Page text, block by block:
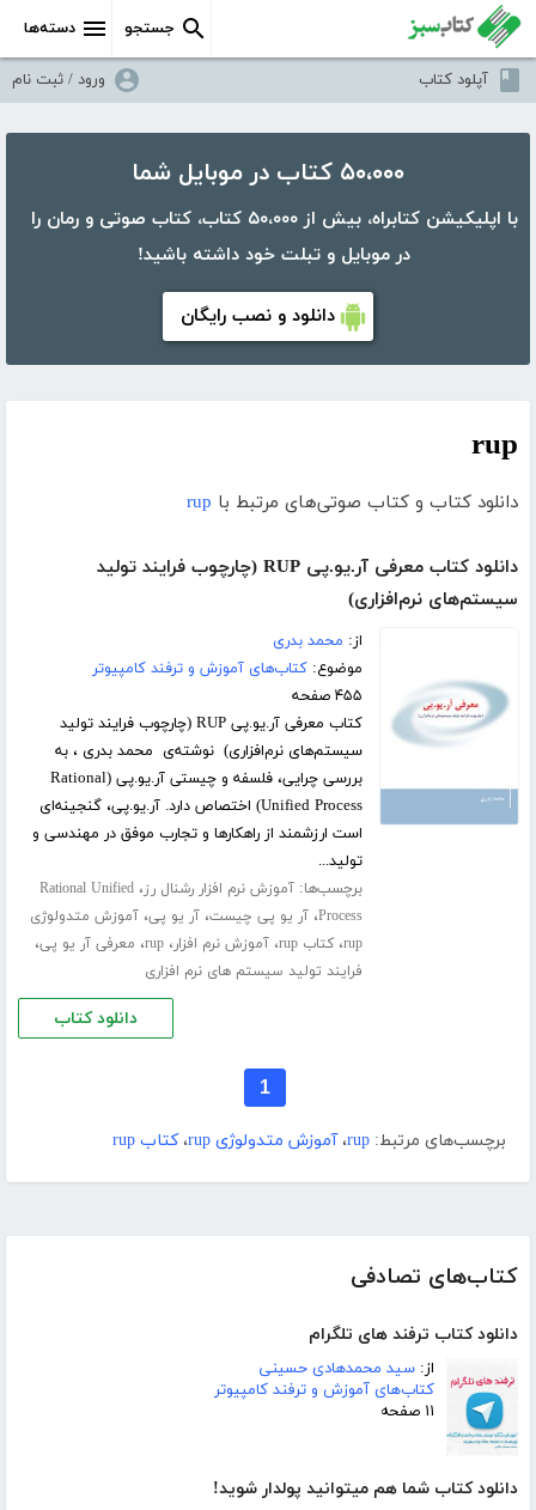
دسته‌ها جستجو
آپلود کتاب ورود / ثبت نام
۵۰،۰۰۰ کتاب در موبایل شما
با اپلیکیشن کتابراه، بیش از ۵۰،۰۰۰ کتاب، کتاب صوتی و رمان را
در موبایل و تبلت خود داشته باشید!
دانلود و نصب رایگان
کتاب‌های تصادفی
دانلود کتاب ترفند های تلگرام
از: سید محمدهادی حسینی
کتاب‌های آموزش و ترفند کامپیوتر
۱۱ صفحه
دانلود کتاب شما هم میتوانید پولدار شوید!
rup
دانلود کتاب و کتاب صوتی‌های مرتبط با rup
دانلود کتاب معرفی آر.یو.پی RUP (چارچوب فرایند تولید
سیستم‌های نرم‌افزاری)
از: محمد بدری
موضوع:کتاب‌های آموزش و ترفند کامپیوتر
۴۵۵ صفحه
کتاب معرفی آر.یو.پی RUP (چارچوب فرایند تولید
سیستم‌های نرم‌افزاری) نوشته‌ی محمد بدری ، به
بررسی چرایی، فلسفه و چیستی آر.یو.پی (Rational
Unified Process) اختصاص دارد. آر.یو.پی، گنجینه‌ای
است ارزشمند از راهکارها و تجارب موفق در مهندسی و
تولید...
برچسب‌ها:آموزش نرم افزار رشنال رز،Rational Unified
Process،آر یو پی چیست،آر یو پی،آموزش متدولوژی
rup،کتاب rup ،آموزش نرم افزار،rup، معرفی آر یو پی،
فرایند تولید سیستم های نرم افزاری
دانلود کتاب
1
برچسب‌های مرتبط: rup،آموزش متدولوژی rup ،کتاب rup